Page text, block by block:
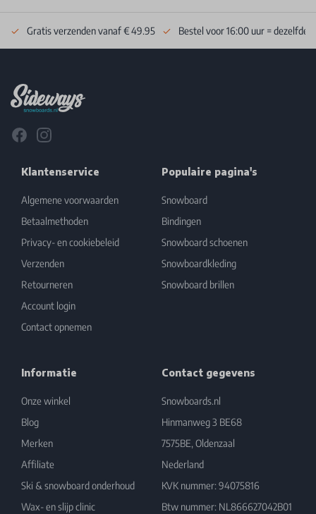
Gratis verzenden vanaf € 49.95 Bestel voor 16:00 uur = dezelfde
FacebookInstagram
Klantenservice
Algemene voorwaarden
Betaalmethoden
Privacy- en cookiebeleid
Verzenden
Retourneren
Account login
Contact opnemen
Populaire pagina's
Snowboard
Bindingen
Snowboard schoenen
Snowboardkleding
Snowboard brillen
Informatie
Onze winkel
Blog
Merken
Affiliate
Ski & snowboard onderhoud
Wax- en slijp clinic
Contact gegevens
Snowboards.nl
Hinmanweg 3 BE68
7575BE, Oldenzaal
Nederland
KVK nummer: 94075816
Btw nummer: NL866627042B01